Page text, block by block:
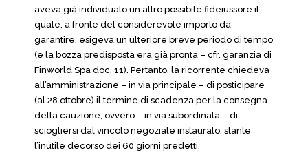
aveva già individuato un altro possibile fideiussore il
quale, a fronte del considerevole importo da
garantire, esigeva un ulteriore breve periodo di tempo
(e la bozza predisposta era già pronta – cfr. garanzia di
Finworld Spa doc. 11). Pertanto, la ricorrente chiedeva
all’amministrazione – in via principale – di posticipare
(al 28 ottobre) il termine di scadenza per la consegna
della cauzione, ovvero – in via subordinata – di
sciogliersi dal vincolo negoziale instaurato, stante
l’inutile decorso dei 60 giorni predetti.